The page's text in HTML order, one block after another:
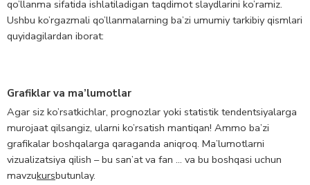
qo’llanma sifatida ishlatiladigan taqdimot slaydlarini ko’ramiz.
Ushbu ko’rgazmali qo’llanmalarning ba’zi umumiy tarkibiy qismlari
quyidagilardan iborat:
Grafiklar va ma’lumotlar
Agar siz ko’rsatkichlar, prognozlar yoki statistik tendentsiyalarga
murojaat qilsangiz, ularni ko’rsatish mantiqan! Ammo ba’zi
grafikalar boshqalarga qaraganda aniqroq. Ma’lumotlarni
vizualizatsiya qilish – bu san’at va fan … va bu boshqasi uchun
mavzukursbutunlay.